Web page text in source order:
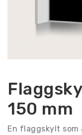
150 mm
En flaggskylt som